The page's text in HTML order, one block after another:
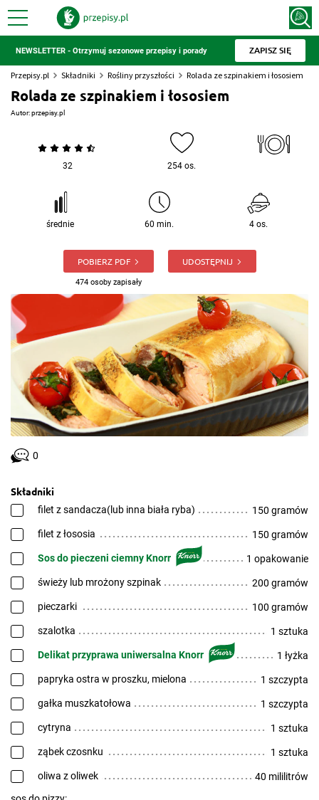
NEWSLETTER - Otrzymuj sezonowe przepisy i porady ZAPISZ SIĘ
Przepisy.pl Składniki Rośliny przyszłości Rolada ze szpinakiem i łososiem
Rolada ze szpinakiem i łososiem
Autor:przepisy.pl
32 254 os.
średnie 60 min. 4 os.
POBIERZ PDF
474 osoby zapisały
UDOSTĘPNIJ
0
Składniki
filet z sandacza(lub inna biała ryba) 150 gramów
filet z łososia 150 gramów
Sos do pieczeni ciemny Knorr 1 opakowanie
świeży lub mrożony szpinak 200 gramów
pieczarki 100 gramów
szalotka 1 sztuka
Delikat przyprawa uniwersalna Knorr 1 łyżka
papryka ostra w proszku, mielona 1 szczypta
gałka muszkatołowa 1 szczypta
cytryna 1 sztuka
ząbek czosnku 1 sztuka
oliwa z oliwek
40 mililitrów